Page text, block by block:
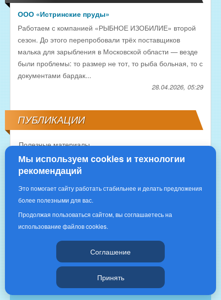
ООО «Истринские пруды»
Работаем с компанией «РЫБНОЕ ИЗОБИЛИЕ» второй
сезон. До этого перепробовали трёх поставщиков
малька для зарыбления в Московской области — везде
были проблемы: то размер не тот, то рыба больная, то с
документами бардак...
28.04.2026, 05:29
ПУБЛИКАЦИИ
Полезные материалы
Мы используем cookies и технологии
рекомендаций
Это помогает сайту работать стабильнее и делать предложения
более полезными для вас.
Продолжая пользоваться сайтом, вы соглашаетесь на
использование файлов cookies.
Соглашение
Принять
Copyright © 2016 | «РЫБНОЕ ИЗОБИЛИЕ»|